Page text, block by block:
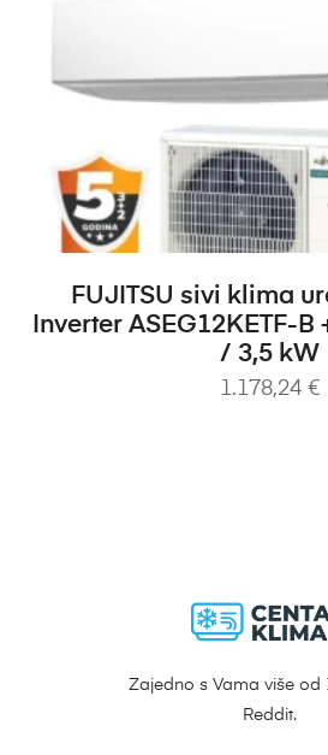
DODAJ U
FUJITSU sivi klima
Inverter ASEG12KETF-B
/ 3,5 kW
1.178,24 €
Zajedno s Vama više od
Reddit.